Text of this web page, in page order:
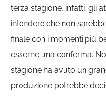
terza stagione, infatti, gli
intendere che non
finale con i momenti più
esserne una conferma.
stagione ha avuto un
produzione potrebbe